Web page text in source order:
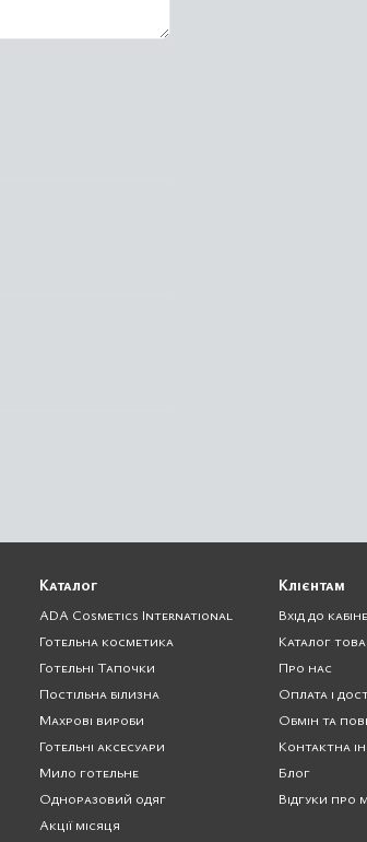
Каталог
ADA Cosmetics International
Готельна косметика
Готельні Тапочки
Постільна білизна
Махрові вироби
Готельні аксесуари
Мило готельне
Одноразовий одяг
Акції місяця
Клієнтам
Вхід до
Каталог
Про нас
Оплата і
Обмін та
Контактна
Блог
Відгуки про